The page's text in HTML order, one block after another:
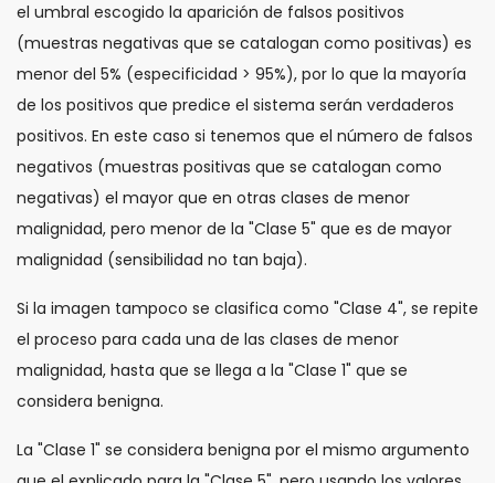
el umbral escogido la aparición de falsos positivos
(muestras negativas que se catalogan como positivas) es
menor del 5% (especificidad > 95%), por lo que la mayoría
de los positivos que predice el sistema serán verdaderos
positivos. En este caso si tenemos que el número de falsos
negativos (muestras positivas que se catalogan como
negativas) el mayor que en otras clases de menor
malignidad, pero menor de la "Clase 5" que es de mayor
malignidad (sensibilidad no tan baja).
Si la imagen tampoco se clasifica como "Clase 4", se repite
el proceso para cada una de las clases de menor
malignidad, hasta que se llega a la "Clase 1" que se
considera benigna.
La "Clase 1" se considera benigna por el mismo argumento